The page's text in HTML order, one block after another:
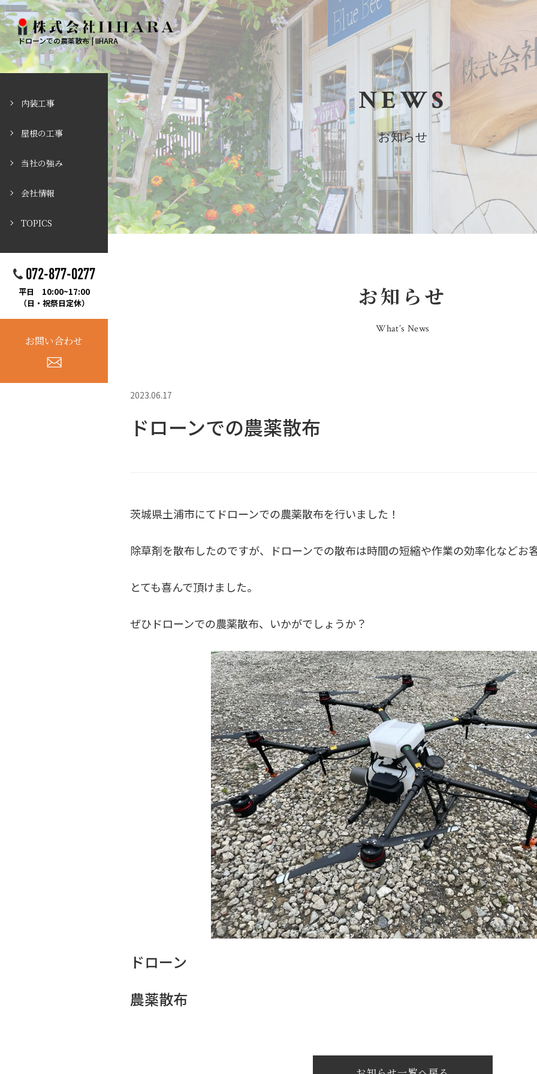
ドローンでの農薬散布 | IIHARA
内装工事
屋根の工事
当社の強み
会社情報
TOPICS
072-877-0277
平日 10:00~17:00
（日・祝祭日定休）
お問い合わせ
NEWS
お知らせ
お知らせ
What’s News
2023.06.17
ドローンでの農薬散布
茨城県土浦市にてドローンでの農薬散布を行いました！
除草剤を散布したのですが、ドローンでの散布は時間の短縮や作業の効率化などお
とても喜んで頂けました。
ぜひドローンでの農薬散布、いかがでしょうか？
ドローン
農薬散布